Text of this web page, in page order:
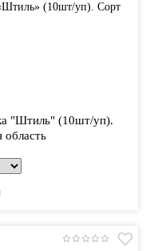
"Штиль" (10шт/уп).